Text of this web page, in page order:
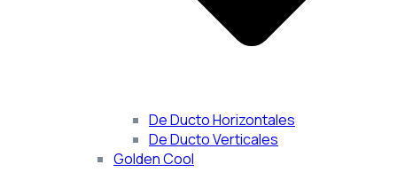
De Ducto Horizontales
De Ducto Verticales
Golden Cool